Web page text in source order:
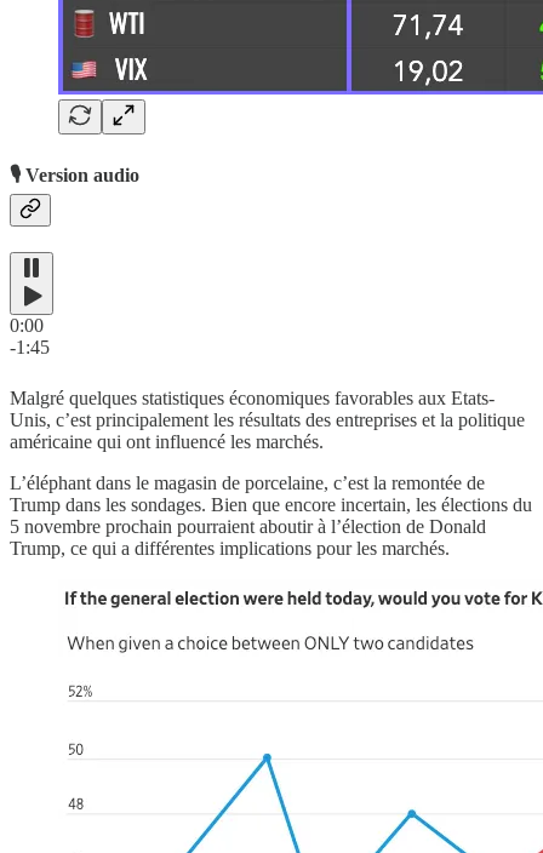
🎙️ Version audio
0:00
-1:45
Malgré quelques statistiques économiques favorables aux Etats-
Unis, c’est principalement les résultats des entreprises et la politique
américaine qui ont influencé les marchés.
L’éléphant dans le magasin de porcelaine, c’est la remontée de
Trump dans les sondages. Bien que encore incertain, les élections du
5 novembre prochain pourraient aboutir à l’élection de Donald
Trump, ce qui a différentes implications pour les marchés.